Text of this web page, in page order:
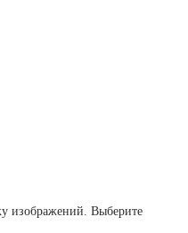
изображений. Выберите